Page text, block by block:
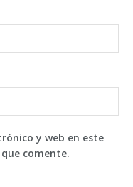
y web en este
comente.